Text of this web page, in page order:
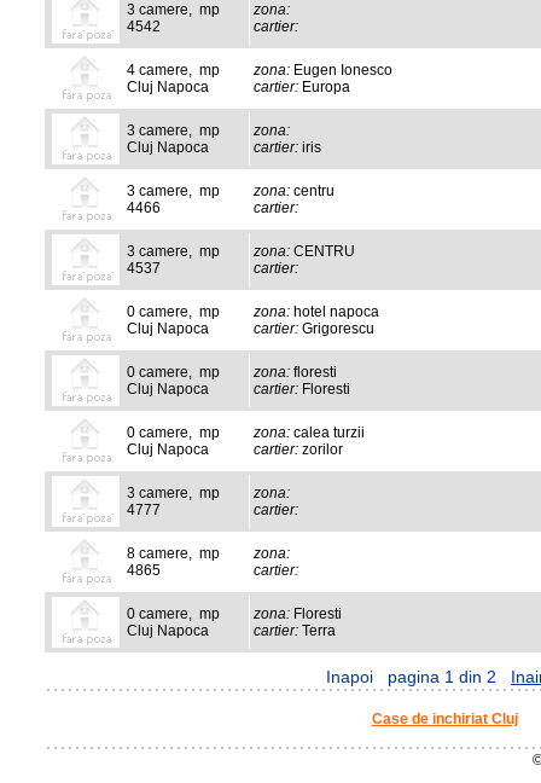
3 camere, mp
4542
zona:
cartier:
4 camere, mp
Cluj Napoca
zona: Eugen Ionesco
cartier: Europa
3 camere, mp
Cluj Napoca
zona:
cartier: iris
3 camere, mp
4466
zona: centru
cartier:
3 camere, mp
4537
zona: CENTRU
cartier:
0 camere, mp
Cluj Napoca
zona: hotel napoca
cartier: Grigorescu
0 camere, mp
Cluj Napoca
zona: floresti
cartier: Floresti
0 camere, mp
Cluj Napoca
zona: calea turzii
cartier: zorilor
3 camere, mp
4777
zona:
cartier:
8 camere, mp
4865
zona:
cartier:
0 camere, mp
Cluj Napoca
zona: Floresti
cartier: Terra
Inapoi pagina 1 din 2
Case de inchiriat Cluj